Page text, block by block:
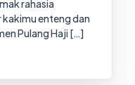
rahasia
kakimu enteng dan
Pulang Haji […]